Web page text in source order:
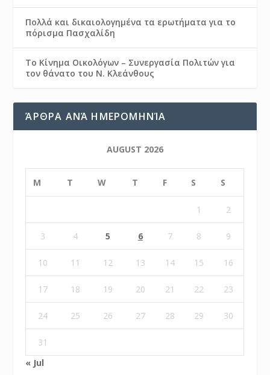
Πολλά και δικαιολογημένα τα ερωτήματα για το
πόρισμα Πασχαλίδη
Το Κίνημα Οικολόγων – Συνεργασία Πολιτών για
τον θάνατο του Ν. Κλεάνθους
ΆΡΘΡΑ ΑΝΆ ΗΜΕΡΟΜΗΝΊΑ
AUGUST 2026
M T W T F S S
1 2
3 4 5 6 7 8 9
10 11 12 13 14 15 16
17 18 19 20 21 22 23
24 25 26 27 28 29 30
31
« Jul